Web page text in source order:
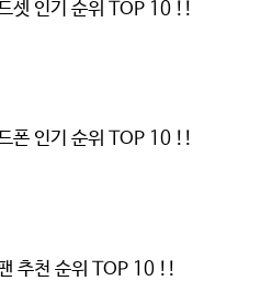
셋 인기 순위 TOP 10 !!
폰 인기 순위 TOP 10 !!
추천 순위 TOP 10 !!